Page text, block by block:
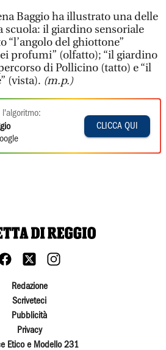
Baggio ha illustrato una delle
scuola: il giardino sensoriale
“l’angolo del ghiottone”
profumi” (olfatto); “il giardino
di Pollicino (tatto) e “il
(vista). (m.p.)
l'algoritmo:
CLICCA QUI
Redazione
Scriveteci
Pubblicità
Privacy
Etico e Modello 231